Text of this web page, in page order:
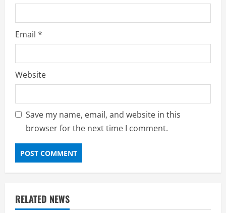
Email *
Website
Save my name, email, and website in this
browser for the next time I comment.
RELATED NEWS